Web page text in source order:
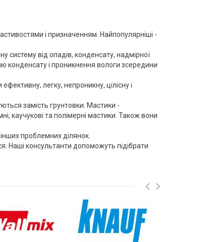
і призначенням. Найпопулярніші -
систему від опадів, конденсату, надмірної
конденсату і проникнення вологи зсередини
легку, непроникну, цілісну і
замість грунтовки. Мастики -
каучукові та полімерні мастики. Також вони
проблемних ділянок.
Наші консультанти допоможуть підібрати